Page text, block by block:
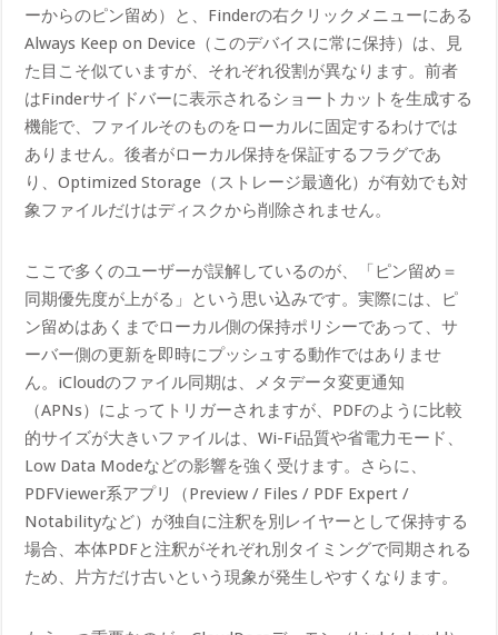
ーからのピン留め）と、Finderの右クリックメニューにある
Always Keep on Device（このデバイスに常に保持）は、見
た目こそ似ていますが、それぞれ役割が異なります。前者
はFinderサイドバーに表示されるショートカットを生成する
機能で、ファイルそのものをローカルに固定するわけでは
ありません。後者がローカル保持を保証するフラグであ
り、Optimized Storage（ストレージ最適化）が有効でも対
象ファイルだけはディスクから削除されません。
ここで多くのユーザーが誤解しているのが、「ピン留め＝
同期優先度が上がる」という思い込みです。実際には、ピ
ン留めはあくまでローカル側の保持ポリシーであって、サ
ーバー側の更新を即時にプッシュする動作ではありませ
ん。iCloudのファイル同期は、メタデータ変更通知
（APNs）によってトリガーされますが、PDFのように比較
的サイズが大きいファイルは、Wi-Fi品質や省電力モード、
Low Data Modeなどの影響を強く受けます。さらに、
PDFViewer系アプリ（Preview / Files / PDF Expert /
Notabilityなど）が独自に注釈を別レイヤーとして保持する
場合、本体PDFと注釈がそれぞれ別タイミングで同期される
ため、片方だけ古いという現象が発生しやすくなります。